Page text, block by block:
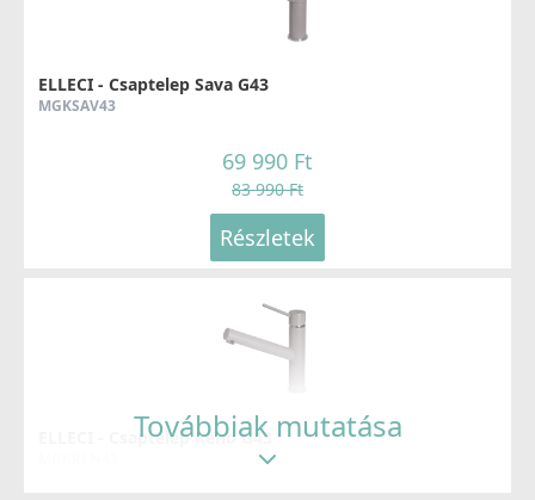
ELLECI - Csaptelep Sava G43
MGKSAV43
69 990 Ft
83 990 Ft
Részletek
ELLECI - Csaptelep Reno G43
Továbbiak mutatása